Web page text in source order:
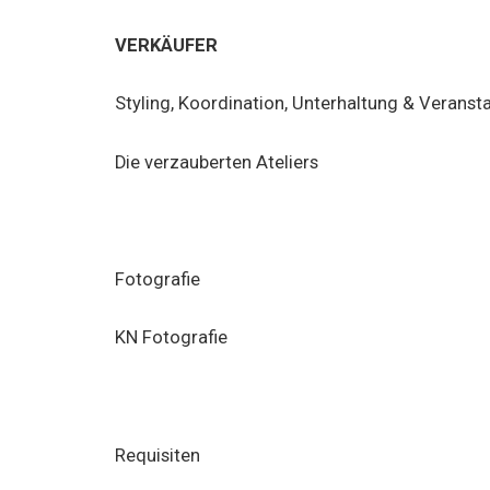
VERKÄUFER
Styling, Koordination, Unterhaltung &
Die verzauberten Ateliers
Fotografie
KN Fotografie
Requisiten